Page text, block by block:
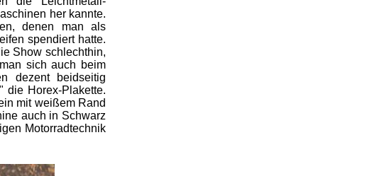
her kannte.
denen man als
spendiert hatte.
Show schlechthin,
sich auch beim
dezent beidseitig
die Horex-Plakette.
mit weißem Rand
auch in Schwarz
Motorradtechnik